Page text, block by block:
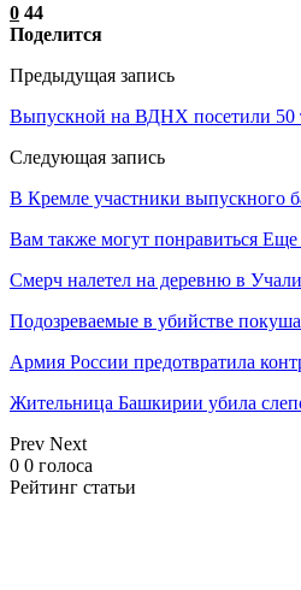
0 44
Поделится
Предыдущая запись
Выпускной на ВДНХ посетили 50
Следующая запись
В Кремле участники выпускного
Вам также могут понравиться Еще
Смерч налетел на деревню в
Подозреваемые в убийстве
Армия России предотвратила
Жительница Башкирии убила
Prev Next
0 0 голоса
Рейтинг статьи